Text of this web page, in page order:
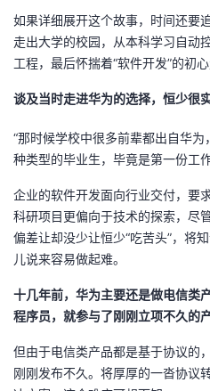
如果详细展开这个故事，时间还要
走出大学的校园，从本科学习自动
工程，最后怀揣着“软件开发”的初
谈及当时走进华为的选择，恒少很实
“那时候学校中很多前辈都出自华
种类型的毕业生，毕竟是第一份工
企业的软件开发面向行业交付，要
科研项目更偏向于技术的探索，尽
偏差让却没少让恒少“吃苦头”，将
儿说来容易做起难。
十几年前，华为主要还是做电信类
程序员，就参与了刚刚立项不久的
但由于电信类产品都是基于协议的
刚刚发布不久。将厚厚的一沓协议